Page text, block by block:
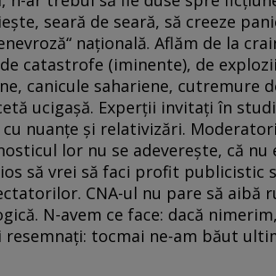
seară de seară, să creeze
națională. Aflăm de la
catastrofe (iminente), de
canicule sahariene, cutremure
ucigașă. Experții invitați în
cu nuanțe și relativizări.
lor nu se adeverește, că
să vrei să faci profit publicistic
CNA-ul nu pare să aibă
N-avem ce face: dacă
resemnați: tocmai ne-am băut